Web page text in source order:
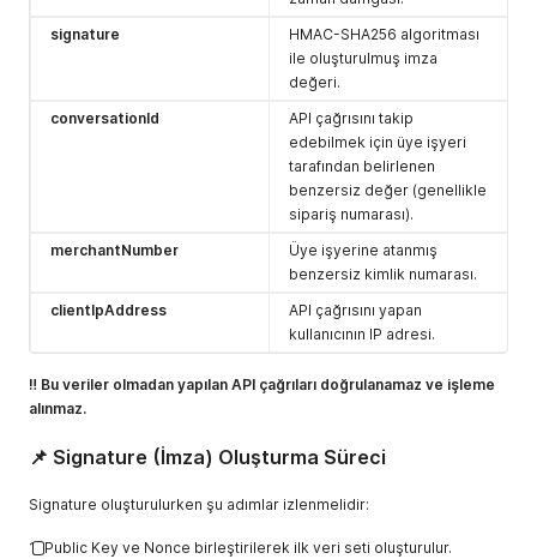
signature
HMAC-SHA256 algoritması
ile oluşturulmuş imza
değeri.
conversationId
API çağrısını takip
edebilmek için üye işyeri
tarafından belirlenen
benzersiz değer (genellikle
sipariş numarası).
merchantNumber
Üye işyerine atanmış
benzersiz kimlik numarası.
clientIpAddress
API çağrısını yapan
kullanıcının IP adresi.
‼️ Bu veriler olmadan yapılan API çağrıları doğrulanamaz ve işleme
alınmaz.
📌 Signature (İmza) Oluşturma Süreci
Signature oluşturulurken şu adımlar izlenmelidir:
1️⃣ Public Key ve Nonce birleştirilerek ilk veri seti oluşturulur.